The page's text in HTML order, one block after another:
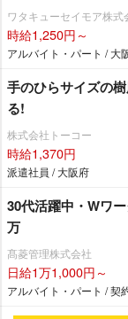
ワタキューセイモア株式
時給1,250円～
アルバイト・パート / 大
手のひらサイズの
る!
株式会社トーコー
時給1,370円
派遣社員 / 大阪府
30代活躍中・Wワ
万
髙菱管理株式会社
日給1万1,000円～
アルバイト・パート / 契